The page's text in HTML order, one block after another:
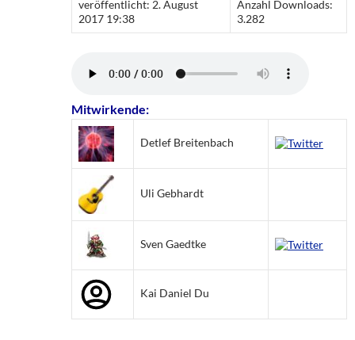
veröffentlicht: 2. August
2017 19:38
Anzahl Downloads:
3.282
Mitwirkende:
Detlef Breitenbach
Uli Gebhardt
Sven Gaedtke
Kai Daniel Du